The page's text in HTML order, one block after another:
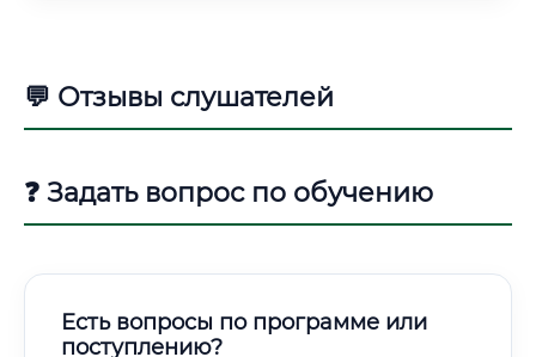
💬 Отзывы слушателей
❓ Задать вопрос по обучению
Есть вопросы по программе или
поступлению?